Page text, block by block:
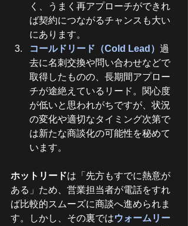
く、うまく再アプローチができれ
ば契約につながるチャンスも大い
にあります。
コールドリード（Cold Lead） 過
去に名刺交換や問い合わせなどで
取得したものの、長期間アプロー
チが途絶えているリード。関心度
が低いと思われがちですが、状況
の変化や適切なタイミング次第で
は新たな商談化の可能性を秘めて
います。
ホットリードは「先方もすでに熱意が
ある」ため、営業担当者が電話をすれ
ば比較的スムーズに商談へ進められま
す。しかし、その裏ではウォームリー